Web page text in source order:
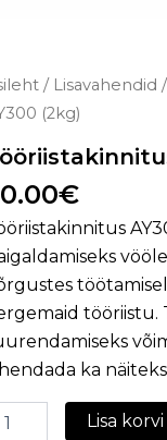
/ Lisavahendid /
(2kg)
€
tööriistu.
ka
Lisa korvi